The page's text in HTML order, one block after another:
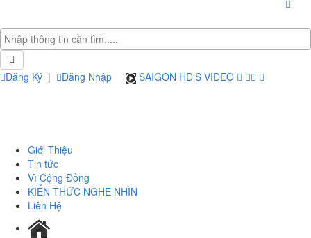
Đăng Ký | Đăng Nhập SAIGON HD'S VIDEO
Giới Thiệu
Tin tức
Vì Cộng Đồng
KIẾN THỨC NGHE NHÌN
Liên Hệ